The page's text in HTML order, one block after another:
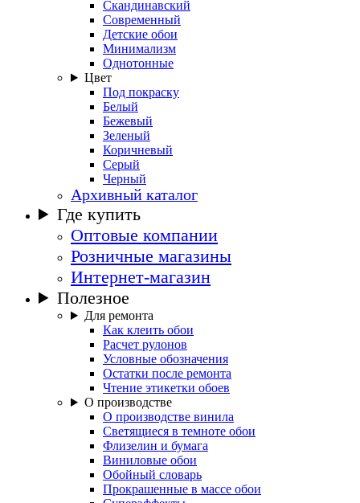
Скандинавский
Современный
Детские обои
Минимализм
Однотонные
Цвет
Под покраску
Белый
Бежевый
Зеленый
Коричневый
Серый
Черный
Архивный каталог
Где купить
Оптовые компании
Розничные магазины
Интернет-магазин
Полезное
Для ремонта
Как клеить обои
Расчет рулонов
Условные обозначения
Остатки после ремонта
Чтение этикетки обоев
О производстве
О производстве винила
Светящиеся в темноте обои
Флизелин и бумага
Виниловые обои
Обойный словарь
Прокрашенные в массе обои